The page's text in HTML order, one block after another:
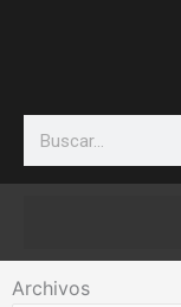
Search
Archivos
Archivos